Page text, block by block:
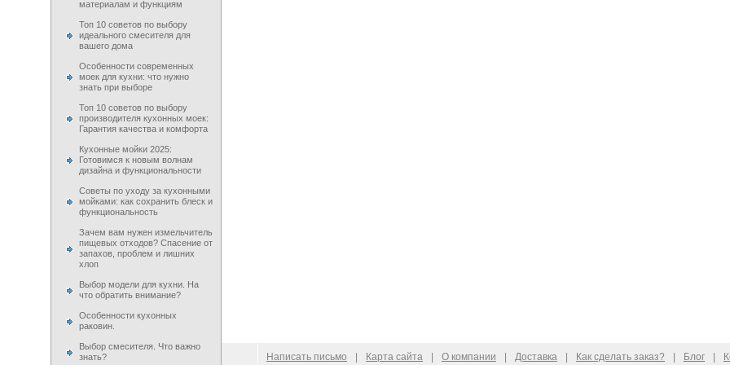
материалам и функциям
Топ 10 советов по выбору
идеального смесителя для
вашего дома
Особенности современных
моек для кухни: что нужно
знать при выборе
Топ 10 советов по выбору
производителя кухонных моек:
Гарантия качества и комфорта
Кухонные мойки 2025:
Готовимся к новым волнам
дизайна и функциональности
Советы по уходу за кухонными
мойками: как сохранить блеск и
функциональность
Зачем вам нужен измельчитель
пищевых отходов? Спасение от
запахов, проблем и лишних
хлоп
Выбор модели для кухни. На
что обратить внимание?
Особенности кухонных
раковин.
Выбор смесителя. Что важно
знать?
© 2009–2026 Написать письмо Карта сайта О компании Доставка Как сделать заказ? Блог